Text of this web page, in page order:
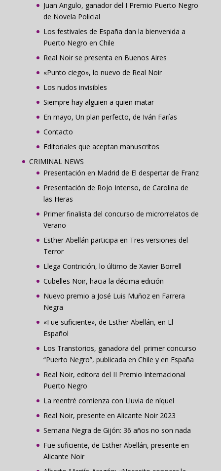
Juan Angulo, ganador del I Premio Puerto Negro
de Novela Policial
Los festivales de España dan la bienvenida a
Puerto Negro en Chile
Real Noir se presenta en Buenos Aires
«Punto ciego», lo nuevo de Real Noir
Los nudos invisibles
Siempre hay alguien a quien matar
En mayo, Un plan perfecto, de Iván Farías
Contacto
Editoriales que aceptan manuscritos
CRIMINAL NEWS
Presentación en Madrid de El despertar de Franz
Presentación de Rojo Intenso, de Carolina de
las Heras
Primer finalista del concurso de microrrelatos de
Verano
Esther Abellán participa en Tres versiones del
Terror
Llega Contrición, lo último de Xavier Borrell
Cubelles Noir, hacia la décima edición
Nuevo premio a José Luis Muñoz en Farrera
Negra
«Fue suficiente», de Esther Abellán, en El
Español
Los Transtorios, ganadora del primer concurso
“Puerto Negro”, publicada en Chile y en España
Real Noir, editora del II Premio Internacional
Puerto Negro
La reentré comienza con Lluvia de níquel
Real Noir, presente en Alicante Noir 2023
Semana Negra de Gijón: 36 años no son nada
Fue suficiente, de Esther Abellán, presente en
Alicante Noir